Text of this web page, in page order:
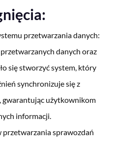
przetwarzania danych:
danych oraz
się stworzyć system, który
synchronizuje się z
użytkownikom
informacji.
sprawozdań